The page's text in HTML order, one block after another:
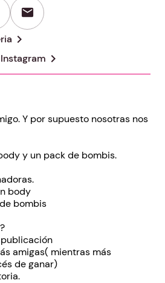
mail
chevron_right
Instagram chevron_right
Y por supuesto nosotras nos
y un pack de bombis.
body
bombis
amigas( mientras más
de ganar)